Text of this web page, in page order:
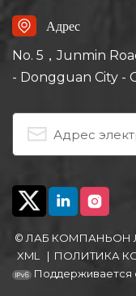
Адрес
No. 5，Junmin
- Dongguan City -
© ЛАБ КОМПАНЬОН
XML
| ПОЛИТИКА
Поддерживается